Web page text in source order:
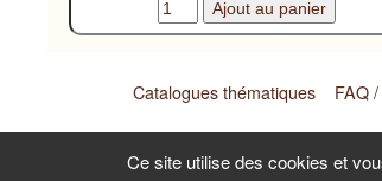
Catalogues thématiques FAQ
Laurence
Ce site utilise des cookies et